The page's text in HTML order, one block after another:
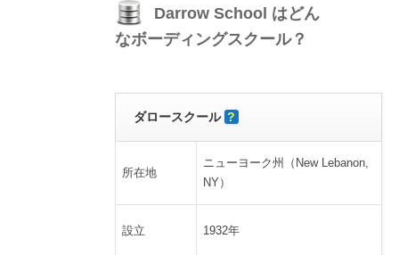
Darrow School はどん
なボーディングスクール？
ダロースクール ?
所在地
ニューヨーク州（New Lebanon,
NY）
設立 1932年